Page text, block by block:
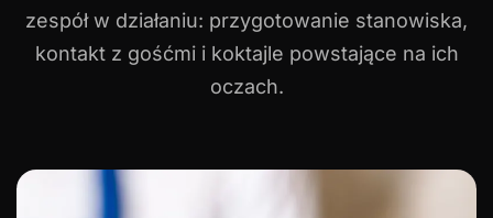
zespół w działaniu: przygotowanie stanowiska,
kontakt z gośćmi i koktajle powstające na ich
oczach.